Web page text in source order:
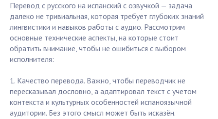
Перевод с русского на испанский с озвучкой — задача
далеко не тривиальная, которая требует глубоких знаний
лингвистики и навыков работы с аудио. Рассмотрим
основные технические аспекты, на которые стоит
обратить внимание, чтобы не ошибиться с выбором
исполнителя:
1. Качество перевода. Важно, чтобы переводчик не
пересказывал дословно, а адаптировал текст с учетом
контекста и культурных особенностей испаноязычной
аудитории. Без этого смысл может быть исказён.